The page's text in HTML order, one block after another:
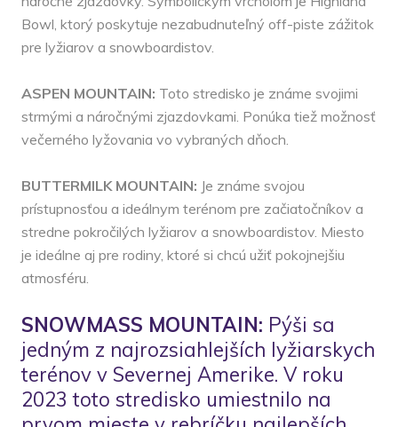
Bowl, ktorý poskytuje nezabudnuteľný off-piste zážitok
pre lyžiarov a snowboardistov.
ASPEN MOUNTAIN: Toto stredisko je známe svojimi
strmými a náročnými zjazdovkami. Ponúka tiež možnosť
večerného lyžovania vo vybraných dňoch.
BUTTERMILK MOUNTAIN: Je známe svojou
prístupnosťou a ideálnym terénom pre začiatočníkov a
stredne pokročilých lyžiarov a snowboardistov. Miesto
je ideálne aj pre rodiny, ktoré si chcú užiť pokojnejšiu
atmosféru.
SNOWMASS MOUNTAIN: Pýši sa
jedným z najrozsiahlejších lyžiarskych
terénov v Severnej Amerike. V roku
2023 toto stredisko umiestnilo na